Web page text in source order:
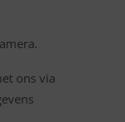
ons via